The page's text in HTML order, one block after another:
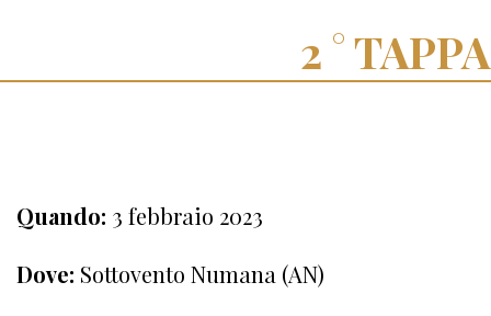
TAPPA
Quando: 3 febbraio 2023
Dove: Sottovento Numana (AN)